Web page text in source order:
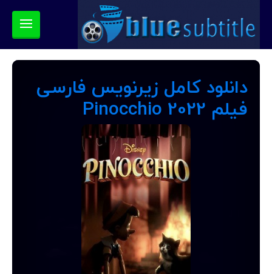
دانلود کامل زیرنویس فارسی
فیلم Pinocchio 2022